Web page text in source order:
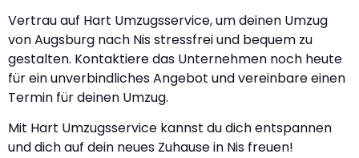
Vertrau auf Hart Umzugsservice, um deinen Umzug
von Augsburg nach Nis stressfrei und bequem zu
gestalten. Kontaktiere das Unternehmen noch heute
für ein unverbindliches Angebot und vereinbare einen
Termin für deinen Umzug.
Mit Hart Umzugsservice kannst du dich entspannen
und dich auf dein neues Zuhause in Nis freuen!